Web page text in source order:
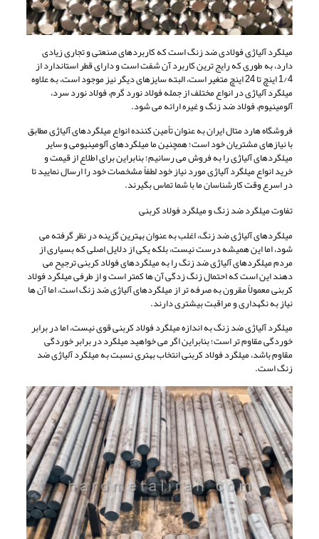
میلگرد آلیاژی فولادی ضد زنگ است که کاربردهای صنعتی و تجاری زیادی
دارد، به طوری که رایج ترین کاربرد آن شفت است و دارای قطر استاندارد از
1/4 اینچ تا 24 اینچ متغیر است، البته سایزهای دیگر نیز موجود است، به علاوه
میلگرد آلیاژی در انواع مختلف از جمله فولاد نورد گرم، فولاد نورد سرد،
آلومینیوم، فولاد ضد زنگ و غیره ارائه می شود.
فروشگاه هارد متال ایران به عنوان تأمین کننده انواع میلگردهای آلیاژی مطابق
با نیازهای مشتریان خود است؛ همچنین ما میلگردهای آلومینیومی و سایر
میلگردهای آلیاژی را به فروش می رسانیم؛ بنابراین برای اطلاع از قیمت و
خرید انواع میلگرد آلیاژی مورد نیاز خود لطفاً مشخصات خود را ارسال نمایید تا
در اسرع وقت کارشناسان ما با شما تماس بگیرند.
تفاوت میلگرد ضد زنگ و میلگرد فولاد کربنی
میلگردهای آلیاژی ضد زنگ، اغلب به عنوان بهترین گزینه در نظر گرفته می
شود، اما این همیشه درست نیست، بلکه یکی از دلایل اصلی که بسیاری از
مردم میلگردهای آلیاژی ضد زنگ را به میلگردهای فولاد کربنی ترجیح می
دهند این است که احتمال زنگ زدگی آن ها کمتر است و از طرفی میلگرد فولاد
کربنی معمولاً مقرون به صرفه تر از میلگردهای آلیاژی ضد زنگ است، اما آن ها
نیاز به نگهداری و مراقبت بیشتری دارند.
میلگرد آلیاژی ضد زنگ به اندازه میلگرد فولاد کربنی قوی نیست، اما در برابر
خوردگی مقاوم تر است؛ بنابراین اگر می خواهید میلگرد در برابر خوردگی
مقاوم باشد، میلگرد فولاد کربنی انتخاب بهتری نسبت به میلگرد آلیاژی ضد
زنگ است.